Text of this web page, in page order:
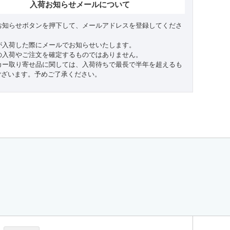
入荷お知らせメールについて
知らせボタンを押下して、メールアドレスを登録してくださ
荷した際にメールでお知らせいたします。
荷やご注文を確定するものではありません。
ー取り寄せ品に関しては、入荷待ちで最長で半年を超えるも
います。予めご了承ください。